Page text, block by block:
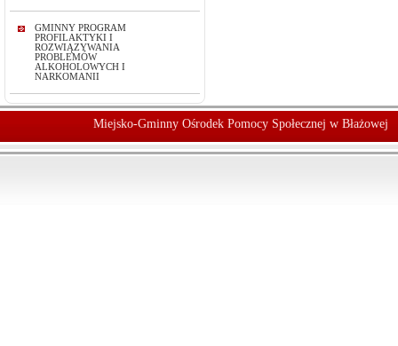
GMINNY PROGRAM
PROFILAKTYKI I
ROZWIĄZYWANIA
PROBLEMÓW
ALKOHOLOWYCH I
NARKOMANII
Miejsko-Gminny Ośrodek Pomocy Społecznej w Błażowej